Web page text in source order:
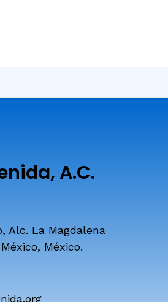
A.C.
Alc. La Magdalena
México.